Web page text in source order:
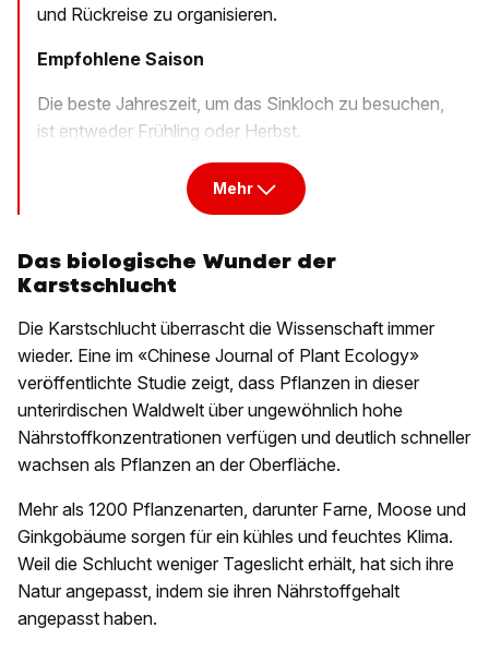
und Rückreise zu organisieren.
Empfohlene Saison
Die beste Jahreszeit, um das Sinkloch zu besuchen,
ist entweder Frühling oder Herbst.
Mehr
Das biologische Wunder der
Karstschlucht
Die Karstschlucht überrascht die Wissenschaft immer
wieder. Eine im «Chinese Journal of Plant Ecology»
veröffentlichte Studie zeigt, dass Pflanzen in dieser
unterirdischen Waldwelt über ungewöhnlich hohe
Nährstoffkonzentrationen verfügen und deutlich schneller
wachsen als Pflanzen an der Oberfläche.
Mehr als 1200 Pflanzenarten, darunter Farne, Moose und
Ginkgobäume sorgen für ein kühles und feuchtes Klima.
Weil die Schlucht weniger Tageslicht erhält, hat sich ihre
Natur angepasst, indem sie ihren Nährstoffgehalt
angepasst haben.